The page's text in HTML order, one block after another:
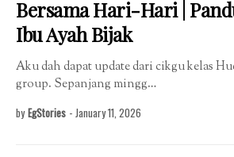
Bersama Hari-Hari |
Ibu Ayah Bijak
Aku dah dapat update dari cikgu kelas
group. Sepanjang mingg…
by EgStories - January 11, 2026